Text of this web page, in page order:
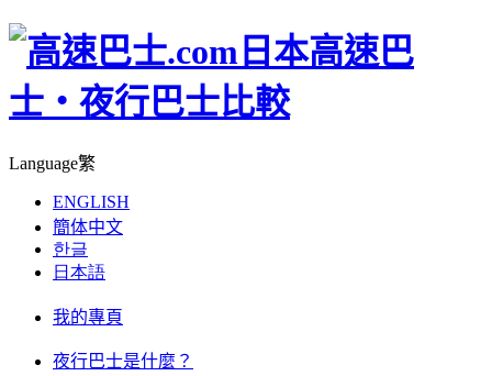
日本高速巴
士‧夜行巴士比較
Language繁
ENGLISH
簡体中文
한글
日本語
我的專頁
夜行巴士是什麼？